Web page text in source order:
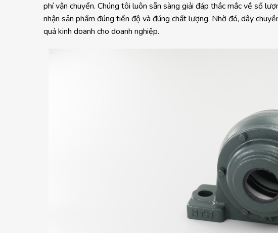
phí vận chuyển. Chúng tôi luôn sẵn sàng giải đáp thắc mắc về số
nhận sản phẩm đúng tiến độ và đúng chất lượng. Nhờ đó, dây
quả kinh doanh cho doanh nghiệp.